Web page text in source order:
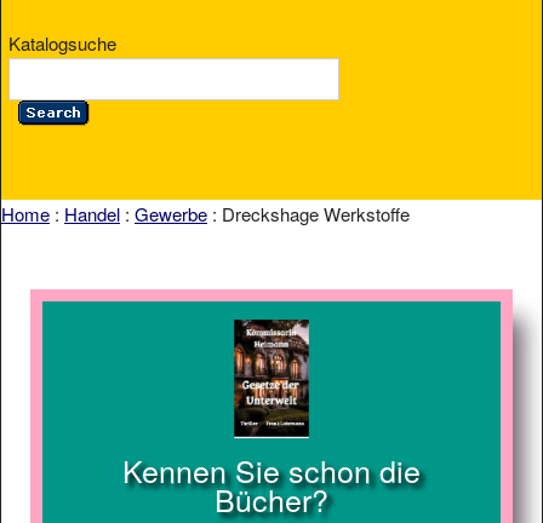
Katalogsuche
Home : Handel : Gewerbe : Dreckshage Werkstoffe
Kennen Sie schon die
Bücher?